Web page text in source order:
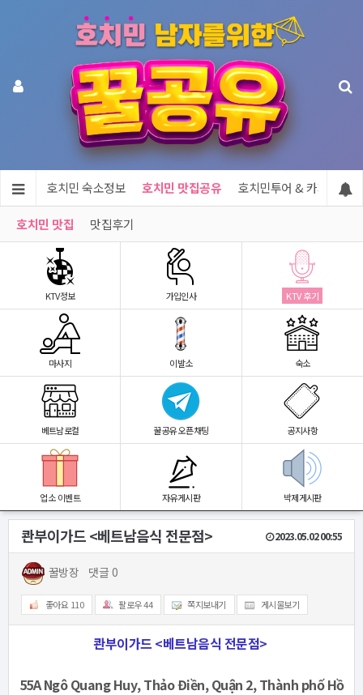
정보 호치민 숙소정보 호치민 맛집공유 호치민투어 & 카지노
호치민 맛집 맛집후기
KTV정보 가입인사 KTV 후기
마사지 이발소 숙소
베트남로컬 꿀공유 오픈채팅 공지사항
업소 이벤트 자유게시판 박제게시판
콴부이가드 <베트남음식 전문점> 2023.05.02 00:55
꿀방장 댓글 0
좋아요 110 팔로우44 쪽지보내기 게시물보기
콴부이가드 <베트남음식 전문점>
55A Ngô Quang Huy, Thảo Điền, Quận 2, Thành phố Hồ